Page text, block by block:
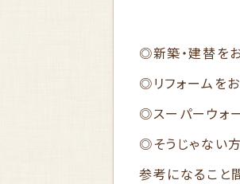
◎新築・建替を
◎リフォームを
◎スーパーウォ
◎そうじゃない方
参考になるこ